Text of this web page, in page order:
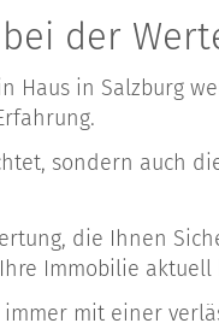
der
Haus in Salzburg
sondern auch
die Ihnen
Immobilie aktuell
mit einer